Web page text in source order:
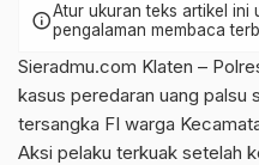
infoAtur ukuran teks artikel ini
pengalaman membaca
Sieradmu.com Klaten –
kasus peredaran uang palsu
tersangka FI warga
Aksi pelaku terkuak setelah